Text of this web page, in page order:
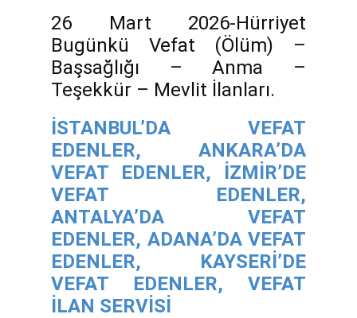
26 Mart 2026-Hürriyet
Bugünkü Vefat (Ölüm) –
Başsağlığı – Anma –
Teşekkür – Mevlit İlanları.
İSTANBUL’DA VEFAT
EDENLER,
ANKARA’DA
VEFAT EDENLER,
İZMİR’DE
VEFAT EDENLER,
ANTALYA’DA VEFAT
EDENLER, ADANA’DA VEFAT
EDENLER,
KAYSERİ’DE
VEFAT EDENLER,
VEFAT
İLAN SERVİSİ